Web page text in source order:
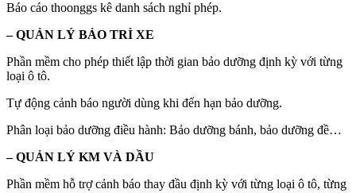
Báo cáo thoonggs kê danh sách nghỉ phép.
– QUẢN LÝ BẢO TRÌ XE
Phần mềm cho phép thiết lập thời gian bảo dưỡng định kỳ với từng
loại ô tô.
Tự động cảnh báo người dùng khi đến hạn bảo dưỡng.
Phân loại bảo dưỡng điều hành: Bảo dưỡng bánh, bảo dưỡng đề…
– QUẢN LÝ KM VÀ DẦU
Phần mềm hỗ trợ cảnh báo thay đầu định kỳ với từng loại ô tô, từng